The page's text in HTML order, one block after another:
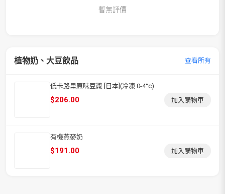
暫無評價
植物奶、大豆飲品 查看所有
低卡路里原味豆漿 [日本](冷凍 0-4°c)
$206.00 加入購物車
有機燕麥奶
$191.00 加入購物車